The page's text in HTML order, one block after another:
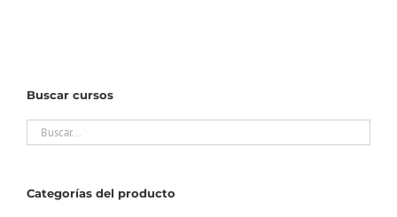
Buscar cursos
Categorías del producto